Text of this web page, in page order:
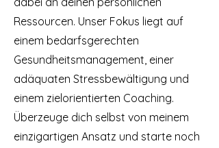
Ressourcen. Unser Fokus liegt auf
einem bedarfsgerechten
Gesundheitsmanagement, einer
adäquaten Stressbewältigung und
einem zielorientierten Coaching.
Überzeuge dich selbst von meinem
einzigartigen Ansatz und starte noch